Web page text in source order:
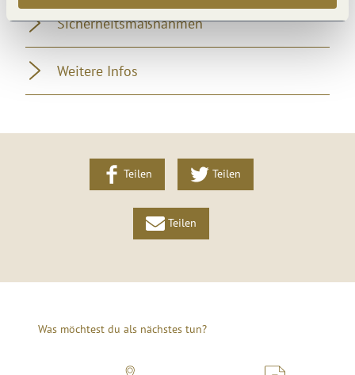
Sicherheitsmaßnahmen
Weitere Infos
Teilen Teilen
Teilen
Was möchtest du als nächstes tun?